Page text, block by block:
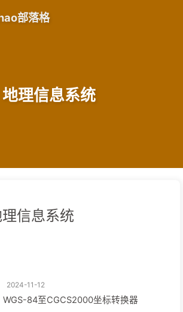
部落格
地理信息系统
信息系统
2024-11-12
WGS-84至CGCS2000坐标转换器